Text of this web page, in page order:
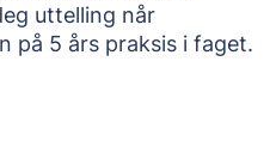
uttelling når
på 5 års praksis i faget.